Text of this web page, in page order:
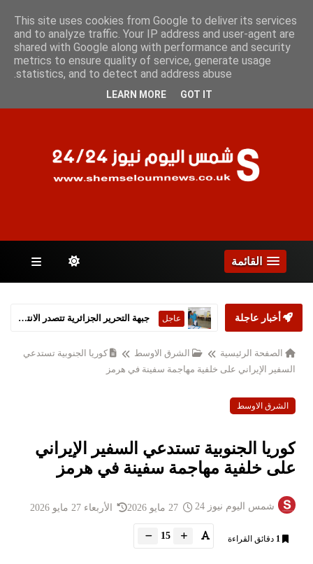
الجمعة 7 أغسطس 2026
الصفحات
القائمة
أخبار عاجلة عاجل جبهة التحرير الجزائرية تتصدر الانتخابات التشريعية
الصفحة الرئيسية الشرق الاوسط
كوريا الجنوبية تستدعي
السفير الإيراني على خلفية مهاجمة سفينة في هرمز
الشرق الاوسط
كوريا الجنوبية تستدعي السفير الإيراني
على خلفية مهاجمة سفينة في هرمز
شمس اليوم نيوز 24 الأربعاء 27 مايو 2026
1 دقائق القراءة 15
This site uses cookies from Google to deliver its services
and to analyze traffic. Your IP address and user-agent are
shared with Google along with performance and security
metrics to ensure quality of service, generate usage
statistics, and to detect and address abuse.
LEARN MORE GOT IT